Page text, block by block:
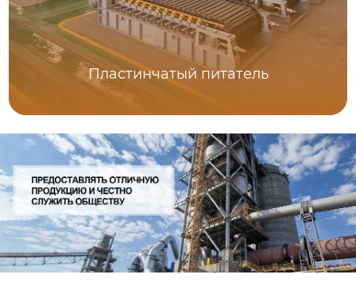
Пластинчатый питатель